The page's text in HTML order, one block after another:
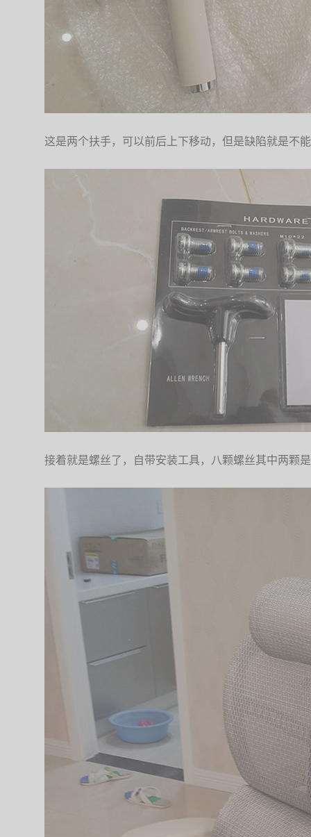
这是两个扶手，可以前后上下移动，但是缺陷就是不
接着就是螺丝了，自带安装工具，八颗螺丝其中两颗